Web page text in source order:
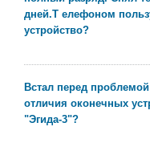
дней.Т елефоном
устройство?
Встал перед
отличия оконечных
"Эгида-3"?